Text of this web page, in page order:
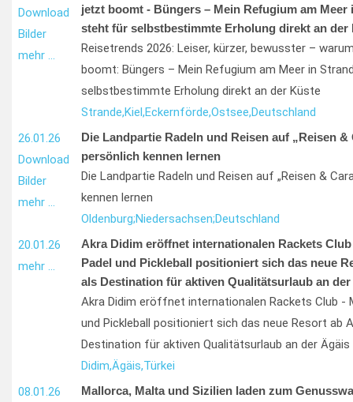
Download
Bilder
mehr …
jetzt boomt - Büngers – Mein Refugium am Meer
steht für selbstbestimmte Erholung direkt an der
Reisetrends 2026: Leiser, kürzer, bewusster –
boomt: Büngers – Mein Refugium am Meer in
selbstbestimmte Erholung direkt an der Küste
Strande,Kiel,Eckernförde,Ostsee,Deutschland
26.01.26
Download
Bilder
mehr …
Die Landpartie Radeln und Reisen auf „Reisen &
persönlich kennen lernen
Die Landpartie Radeln und Reisen auf „Reisen &
kennen lernen
Oldenburg;Niedersachsen;Deutschland
20.01.26
mehr …
Akra Didim eröffnet internationalen Rackets
Padel und Pickleball positioniert sich das neue
als Destination für aktiven Qualitätsurlaub an der
Akra Didim eröffnet internationalen Rackets Club -
und Pickleball positioniert sich das neue Resort ab
Destination für aktiven Qualitätsurlaub an der Ägäis
Didim,Ägäis,Türkei
08.01.26
Mallorca, Malta und Sizilien laden zum